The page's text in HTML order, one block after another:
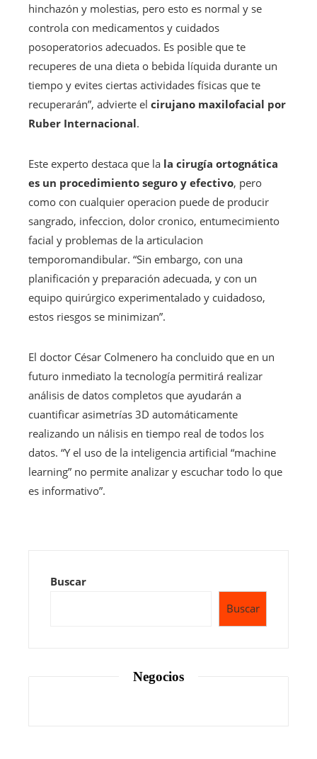
hinchazón y molestias, pero esto es normal y se
controla con medicamentos y cuidados
posoperatorios adecuados. Es posible que te
recuperes de una dieta o bebida líquida durante un
tiempo y evites ciertas actividades físicas que te
recuperarán”, advierte el cirujano maxilofacial por
Ruber Internacional.
Este experto destaca que la la cirugía ortognática
es un procedimiento seguro y efectivo, pero
como con cualquier operacion puede de producir
sangrado, infeccion, dolor cronico, entumecimiento
facial y problemas de la articulacion
temporomandibular. “Sin embargo, con una
planificación y preparación adecuada, y con un
equipo quirúrgico experimentalado y cuidadoso,
estos riesgos se minimizan”.
El doctor César Colmenero ha concluido que en un
futuro inmediato la tecnología permitirá realizar
análisis de datos completos que ayudarán a
cuantificar asimetrías 3D automáticamente
realizando un nálisis en tiempo real de todos los
datos. “Y el uso de la inteligencia artificial “machine
learning” no permite analizar y escuchar todo lo que
es informativo”.
Buscar
Buscar
Negocios